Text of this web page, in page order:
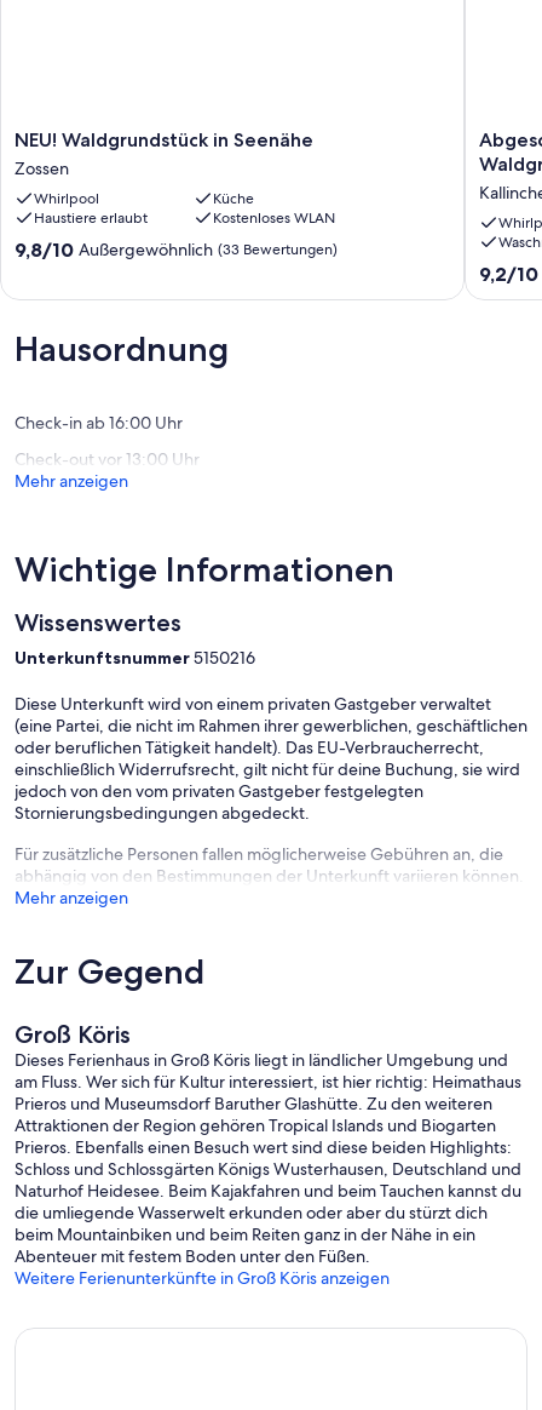
NEU!
Waldgrundstück
in
Seenähe
Zossen
NEU! Waldgrundstück in Seenähe
Zossen
Whirlpool
Küche
Haustiere erlaubt
Kostenloses WLAN
9.8
(33
Bewertungen)
9,8/10 Außergewöhnlich (33 Bewertungen)
in
9.2
von
9,2/10
Hausordnung
Check-in ab 16:00 Uhr
Check-out vor 13:00 Uhr
Mehr anzeigen
Wichtige Informationen
Wissenswertes
Unterkunftsnummer5150216
Diese Unterkunft wird von einem privaten Gastgeber verwaltet
(eine Partei, die nicht im Rahmen ihrer gewerblichen, geschäftlichen
oder beruflichen Tätigkeit handelt). Das EU-Verbraucherrecht,
einschließlich Widerrufsrecht, gilt nicht für deine Buchung, sie wird
jedoch von den vom privaten Gastgeber festgelegten
Stornierungsbedingungen abgedeckt.
Für zusätzliche Personen fallen möglicherweise Gebühren an, die
abhängig von den Bestimmungen der Unterkunft variieren können.
Mehr anzeigen
Zur Gegend
Groß Köris
Dieses Ferienhaus in Groß Köris liegt in ländlicher Umgebung und
am Fluss. Wer sich für Kultur interessiert, ist hier richtig: Heimathaus
Prieros und Museumsdorf Baruther Glashütte. Zu den weiteren
Attraktionen der Region gehören Tropical Islands und Biogarten
Prieros. Ebenfalls einen Besuch wert sind diese beiden Highlights:
Schloss und Schlossgärten Königs Wusterhausen, Deutschland und
Naturhof Heidesee. Beim Kajakfahren und beim Tauchen kannst du
die umliegende Wasserwelt erkunden oder aber du stürzt dich
beim Mountainbiken und beim Reiten ganz in der Nähe in ein
Abenteuer mit festem Boden unter den Füßen.
Weitere Ferienunterkünfte in Groß Köris anzeigen